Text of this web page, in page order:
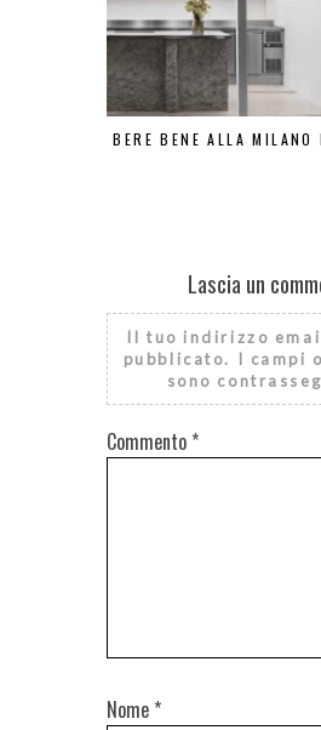
BERE BENE ALLA MILANO
Lascia un
Il tuo indirizzo
pubblicato.
I campi
sono
Commento *
Nome *